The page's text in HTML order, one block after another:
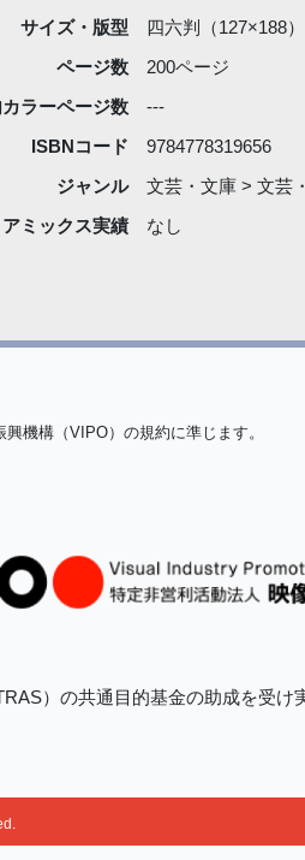
サイズ・版型
四六判（127×188）
ページ数
200ページ
カラーページ数
---
ISBNコード
9784778319656
ジャンル
文芸・文庫 > 文芸
アミックス実績 なし
機構（VIPO）の規約に準じます。
）の共通目的基金の助成を受け